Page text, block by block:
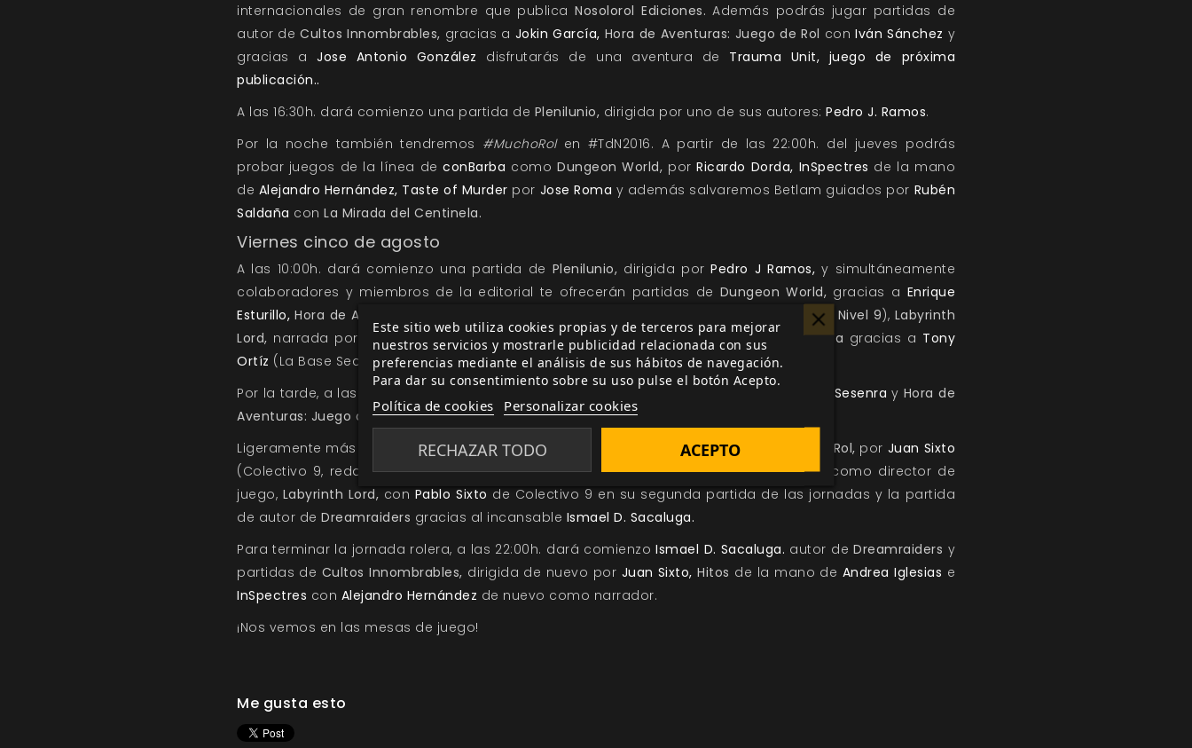
internacionales de gran renombre que publicaNosolorol Ediciones. Además podrás jugar partidas de
autor deCultos Innombrables, gracias a Jokin García, Hora de Aventuras: Juego de Rol conIván Sánchez y
gracias aJose Antonio González disfrutarás de una aventura de Trauma Unit, juego de próxima
publicación..
A las 16:30h. dará comienzo una partida de Plenilunio, dirigida por uno de sus autores: Pedro J. Ramos.
Por la noche también tendremos #MuchoRolen #TdN2016. A partir de las 22:00h. del jueves podrás
probar juegos de la línea deconBarba como Dungeon World, porRicardo Dorda, InSpectres de la mano
de Alejandro Hernández, Taste of Murder por Jose Roma y además salvaremos Betlam guiados por Rubén
Saldaña con La Mirada del Centinela.
Viernes cinco de agosto
A las 10:00h. dará comienzo una partida de Plenilunio, dirigida porPedro J Ramos, y simultáneamente
colaboradores y miembros de la editorial te ofrecerán partidas de Dungeon World, gracias a Enrique
Esturillo, Hora de Aventuras: Juego de Rol, (Colectivo 9, redactora en Nivel 9), Labyrinth
Lord, narrada por Pablo Sixto (Colectivo 9, redactor enNivel 9),La Mirada del Centinela gracias a Tony
Ortíz ( La Base Secreta) yMutant: Year Zero, porRicardo Dorda.
Por la tarde, a las 16:00h. se comenzarán a narrar aventuras de
guiadas por Sirio Sesenra y Hora de
Aventuras: Juego de RolporRubén Saldaña.
Ligeramente más tarde, a las 16:30 darán comienzo las partidas deBlacksad: Juego de Rol, por Juan Sixto
(Colectivo 9, redactor jefe de la revistaNivel 9),Fate,conEnrique Esturillode nuevo como director de
juego, Labyrinth Lord, con Pablo Sixto de Colectivo 9 en su segunda partida de las jornadas y la partida
de autor de Dreamraiders gracias al incansable Ismael D. Sacaluga.
Para terminar la jornada rolera, a las 22:00h. dará comienzoIsmael D. Sacaluga. autor deDreamraiders y
partidas de Cultos Innombrables, dirigida de nuevo por Juan Sixto, Hitos de la mano de Andrea Iglesias e
InSpectres con Alejandro Hernández de nuevo como narrador.
¡Nos vemos en las mesas de juego!
Me gusta esto
Este sitio web utiliza cookies propias y de terceros para mejorar
nuestros servicios y mostrarle publicidad relacionada con sus
preferencias mediante el análisis de sus hábitos de navegación.
Para dar su consentimiento sobre su uso pulse el botón Acepto.
Política de cookies Personalizar cookies
RECHAZAR TODO ACEPTO